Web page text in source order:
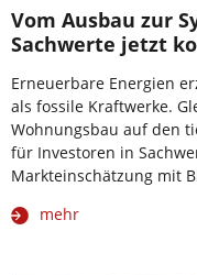
Vom Ausbau zur
Sachwerte jetzt
Erneuerbare Energien
als fossile Kraftwerke.
Wohnungsbau auf den
für Investoren in
Markteinschätzung mit
mehr